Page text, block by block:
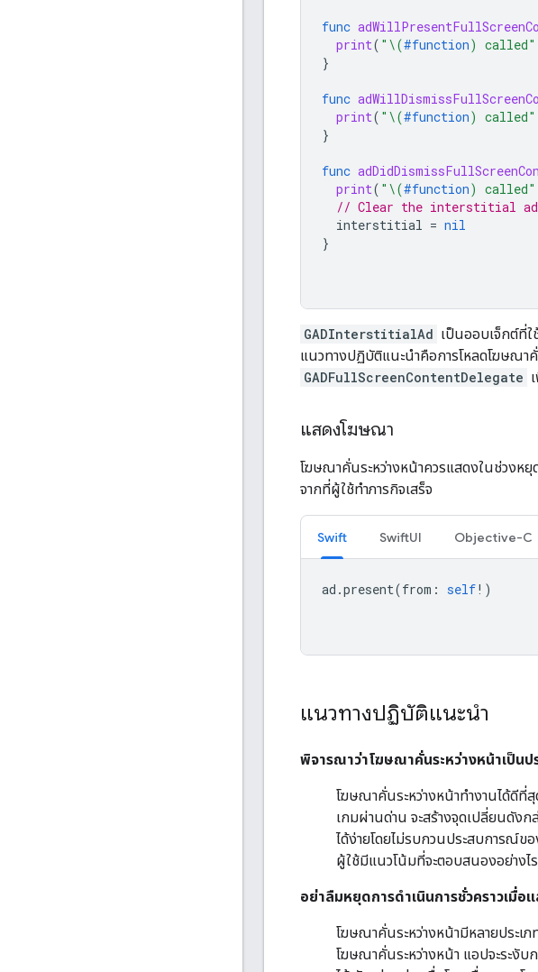
func
print( " \(#function) called"
}
func
print( " \(#function) called"
}
func
print( " \(#function) called"
// Clear the interstitial
interstitial = nil
}
GADInterstitialAd เป็นออบเจ็กต์ที่ใ
แนวทางปฏิบัติแนะนำคือการโหลดโฆษณา
GADFullScreenContentDelegate
แสดงโฆษณา
โฆษณาคั่นระหว่างหน้าควรแสดงในช่วงห
จากที่ผู้ใช้ทำภารกิจเสร็จ
Swift SwiftUI Objective-C
ad .present(from : self!)
แนวทางปฏิบัติแนะนำ
พิจารณาว่าโฆษณาคั่นระหว่างหน้าเป็น
โฆษณาคั่นระหว่างหน้าทำงานได้ดีที่
เกมผ่านด่าน จะสร้างจุดเปลี่ยนดังก
ได้ง่ายโดยไม่รบกวนประสบการณ์ข
ผู้ใช้มีแนวโน้มที่จะตอบสนองอย่างไร
อย่าลืมหยุดการดำเนินการชั่วคราวเมื่อ
โฆษณาคั่นระหว่างหน้ามีหลายประเ
โฆษณาคั่นระหว่างหน้า แอปจะระงับ